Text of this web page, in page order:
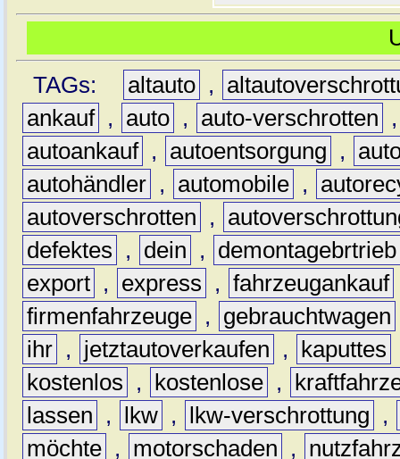
TAGs:
altauto ,
ankauf , auto , auto-verschrotten
autoankauf , autoentsorgung ,
autohändler , automobile ,
autoverschrotten
,
defektes
, dein ,
demontagebrtrieb
export , express , fahrzeugankauf
firmenfahrzeuge , gebrauchtwagen
ihr , jetztautoverkaufen , kaputtes
kostenlos
, kostenlose ,
lassen
, lkw , lkw-verschrottung
,
möchte , motorschaden ,